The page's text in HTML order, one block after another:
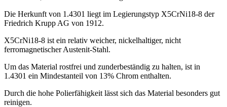
Die Herkunft von 1.4301 liegt im Legierungstyp X5CrNi18-8 der
Friedrich Krupp AG von 1912.
X5CrNi18-8 ist ein relativ weicher, nickelhaltiger, nicht
ferromagnetischer Austenit-Stahl.
Um das Material rostfrei und zunderbeständig zu halten, ist in
1.4301 ein Mindestanteil von 13% Chrom enthalten.
Durch die hohe Polierfähigkeit lässt sich das Material besonders gut
reinigen.